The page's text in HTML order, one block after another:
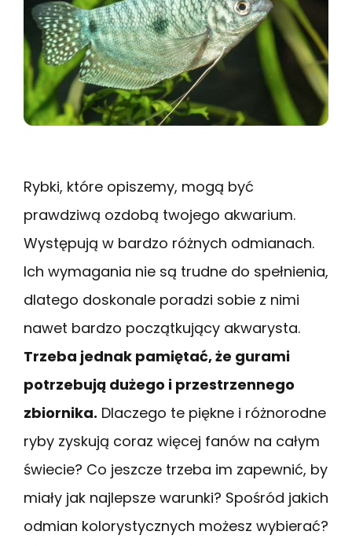
Rybki, które opiszemy, mogą być
prawdziwą ozdobą twojego akwarium.
Występują w bardzo różnych odmianach.
Ich wymagania nie są trudne do spełnienia,
dlatego doskonale poradzi sobie z nimi
nawet bardzo początkujący akwarysta.
Trzeba jednak pamiętać, że gurami
potrzebują dużego i przestrzennego
zbiornika. Dlaczego te piękne i różnorodne
ryby zyskują coraz więcej fanów na całym
świecie? Co jeszcze trzeba im zapewnić, by
miały jak najlepsze warunki? Spośród jakich
odmian kolorystycznych możesz wybierać?